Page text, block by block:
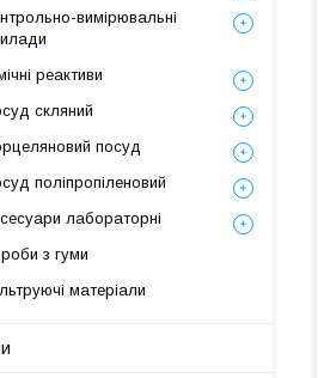
вимірювальні
реактиви
скляний
посуд
поліпропіленовий
лабораторні
з гуми
матеріали